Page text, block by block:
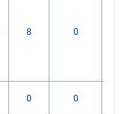
8 0
0 0